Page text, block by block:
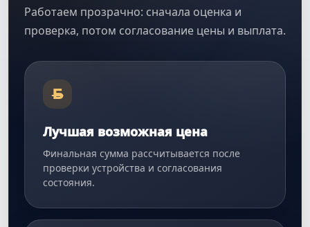
Работаем прозрачно: сначала оценка и
проверка, потом согласование цены и выплата.
Б
Лучшая возможная цена
Финальная сумма рассчитывается после
проверки устройства и согласования
состояния.